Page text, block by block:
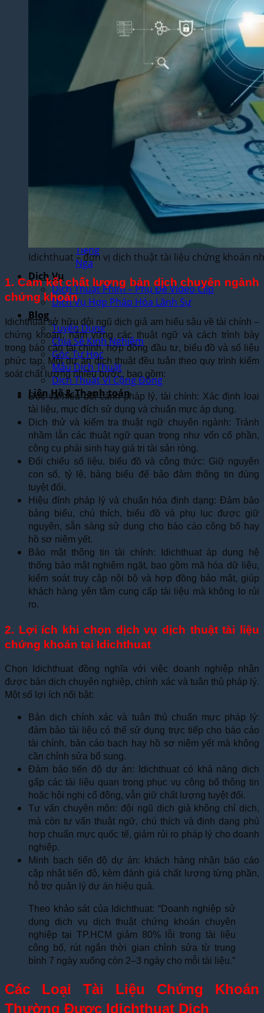
Tiếng
Nhật
Bản
Dịch
Thuật
Tiếng
Hàn
Thuật
Tiếng
Nga
Dịch Vụ
Dịch Thuật Phim – Phụ Đề Video Clip
Dịch Vụ Hợp Pháp Hóa Lãnh Sự
Blog
Tuyển Dụng
Chia Sẻ Kinh Nghiệm
Góc Tự Học
Mẫu Dịch Thuật
Dịch Thuật Vì Cộng Đồng
Liên Hệ & Thanh toán
Idichthuat – đơn vị dịch thuật tài liệu chứng khoán
1. Cam kết chất lượng bản dịch chuyên ngành
chứng khoán
Idichthuat sở hữu đội ngũ dịch giả am hiểu sâu về tài chính –
chứng khoán, nắm vững các thuật ngữ và cách trình bày
trong báo cáo tài chính, hợp đồng đầu tư, biểu đồ và số liệu
phức tạp. Mỗi dự án dịch thuật đều tuân theo quy trình kiểm
soát chất lượng nhiều bước, bao gồm:
Đọc và hiểu bối cảnh pháp lý, tài chính: Xác định loại
tài liệu, mục đích sử dụng và chuẩn mực áp dụng.
Dịch thử và kiểm tra thuật ngữ chuyên ngành: Tránh
nhầm lẫn các thuật ngữ quan trọng như vốn cổ phần,
công cụ phái sinh hay giá trị tài sản ròng.
Đối chiếu số liệu, biểu đồ và công thức: Giữ nguyên
con số, tỷ lệ, bảng biểu để bảo đảm thông tin đúng
tuyệt đối.
Hiệu đính pháp lý và chuẩn hóa định dạng: Đảm bảo
bảng biểu, chú thích, biểu đồ và phụ lục được giữ
nguyên, sẵn sàng sử dụng cho báo cáo công bố hay
hồ sơ niêm yết.
Bảo mật thông tin tài chính: Idichthuat áp dụng hệ
thống bảo mật nghiêm ngặt, bao gồm mã hóa dữ liệu,
kiểm soát truy cập nội bộ và hợp đồng bảo mật, giúp
khách hàng yên tâm cung cấp tài liệu mà không lo rủi
ro.
2. Lợi ích khi chọn dịch vụ dịch thuật tài liệu
chứng khoán tại Idichthuat
Chọn Idichthuat đồng nghĩa với việc doanh nghiệp nhận
được bản dịch chuyên nghiệp, chính xác và tuân thủ pháp lý.
Một số lợi ích nổi bật:
Bản dịch chính xác và tuân thủ chuẩn mực pháp lý:
đảm bảo tài liệu có thể sử dụng trực tiếp cho báo cáo
tài chính, bản cáo bạch hay hồ sơ niêm yết mà không
cần chỉnh sửa bổ sung.
Đảm bảo tiến độ dự án: Idichthuat có khả năng dịch
gấp các tài liệu quan trọng phục vụ công bố thông tin
hoặc hội nghị cổ đông, vẫn giữ chất lượng tuyệt đối.
Tư vấn chuyên môn: đội ngũ dịch giả không chỉ dịch,
mà còn tư vấn thuật ngữ, chú thích và định dạng phù
hợp chuẩn mực quốc tế, giảm rủi ro pháp lý cho doanh
nghiệp.
Minh bạch tiến độ dự án: khách hàng nhận báo cáo
cập nhật tiến độ, kèm đánh giá chất lượng từng phần,
hỗ trợ quản lý dự án hiệu quả.
Theo khảo sát của Idichthuat: “Doanh nghiệp sử
dụng dịch vụ dịch thuật chứng khoán chuyên
nghiệp tại TP.HCM giảm 80% lỗi trong tài liệu
công bố, rút ngắn thời gian chỉnh sửa từ trung
bình 7 ngày xuống còn 2–3 ngày cho mỗi tài liệu.”
Các Loại Tài Liệu Chứng Khoán
Thường Được Idichthuat Dịch